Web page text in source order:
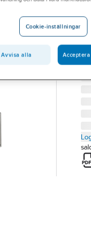
5
Cookie-inställningar
Avvisa alla